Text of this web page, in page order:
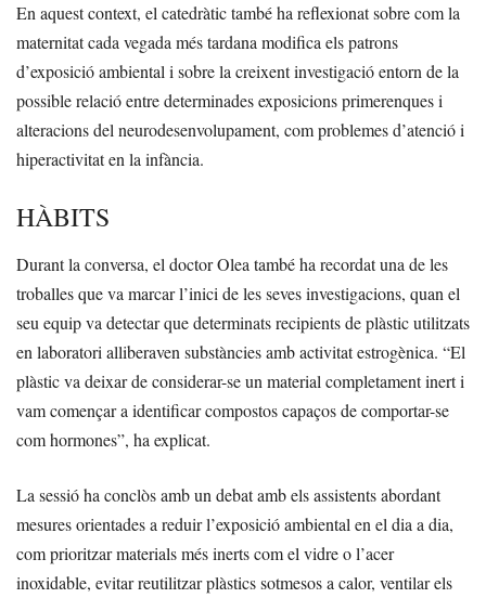
En aquest context, el catedràtic també ha reflexionat sobre com la
maternitat cada vegada més tardana modifica els patrons
d’exposició ambiental i sobre la creixent investigació entorn de la
possible relació entre determinades exposicions primerenques i
alteracions del neurodesenvolupament, com problemes d’atenció i
hiperactivitat en la infància.
HÀBITS
Durant la conversa, el doctor Olea també ha recordat una de les
troballes que va marcar l’inici de les seves investigacions, quan el
seu equip va detectar que determinats recipients de plàstic utilitzats
en laboratori alliberaven substàncies amb activitat estrogènica. “El
plàstic va deixar de considerar-se un material completament inert i
vam començar a identificar compostos capaços de comportar-se
com hormones”, ha explicat.
La sessió ha conclòs amb un debat amb els assistents abordant
mesures orientades a reduir l’exposició ambiental en el dia a dia,
com prioritzar materials més inerts com el vidre o l’acer
inoxidable, evitar reutilitzar plàstics sotmesos a calor, ventilar els